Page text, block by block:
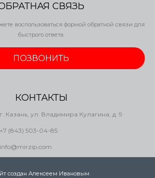
СВЯЗЬ
воспользоваться формой обратной связи для
быстрого ответа.
ПОЗВОНИТЬ
КОНТАКТЫ
г. Казань, ул. Владимира Кулагина, д. 9
+7 (843) 503-04-85
info@mirzip.com
создан Алексеем Ивановым